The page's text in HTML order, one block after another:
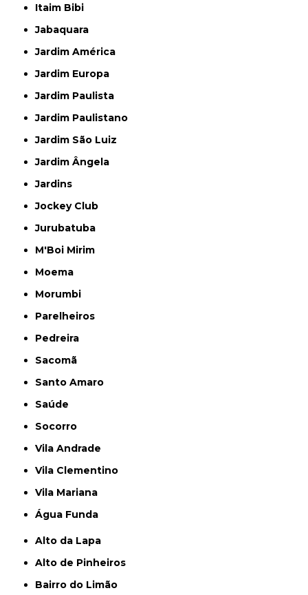
Itaim Bibi
Jabaquara
Jardim América
Jardim Europa
Jardim Paulista
Jardim Paulistano
Jardim São Luiz
Jardim Ângela
Jardins
Jockey Club
Jurubatuba
M'Boi Mirim
Moema
Morumbi
Parelheiros
Pedreira
Sacomã
Santo Amaro
Saúde
Socorro
Vila Andrade
Vila Clementino
Vila Mariana
Água Funda
Alto da Lapa
Alto de Pinheiros
Bairro do Limão